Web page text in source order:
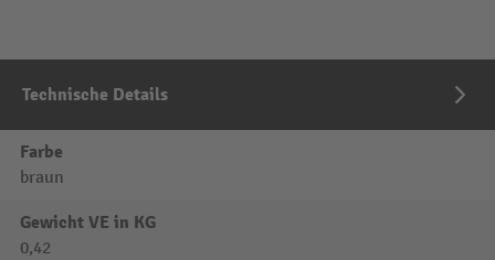
Technische Details
Farbe
braun
Gewicht VE in KG
0,42